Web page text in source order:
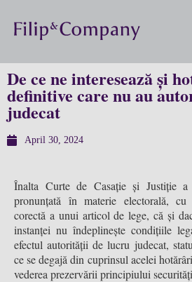
De ce ne interesează și
definitive care nu au
judecat
April 30, 2024
Înalta Curte de Casație și Justiție
pronunțată în materie electorală,
corectă a unui articol de lege, că și
instanței nu îndeplinește condițiile
efectul autorității de lucru judecat,
ce se degajă din cuprinsul acelei
vederea prezervării principiului